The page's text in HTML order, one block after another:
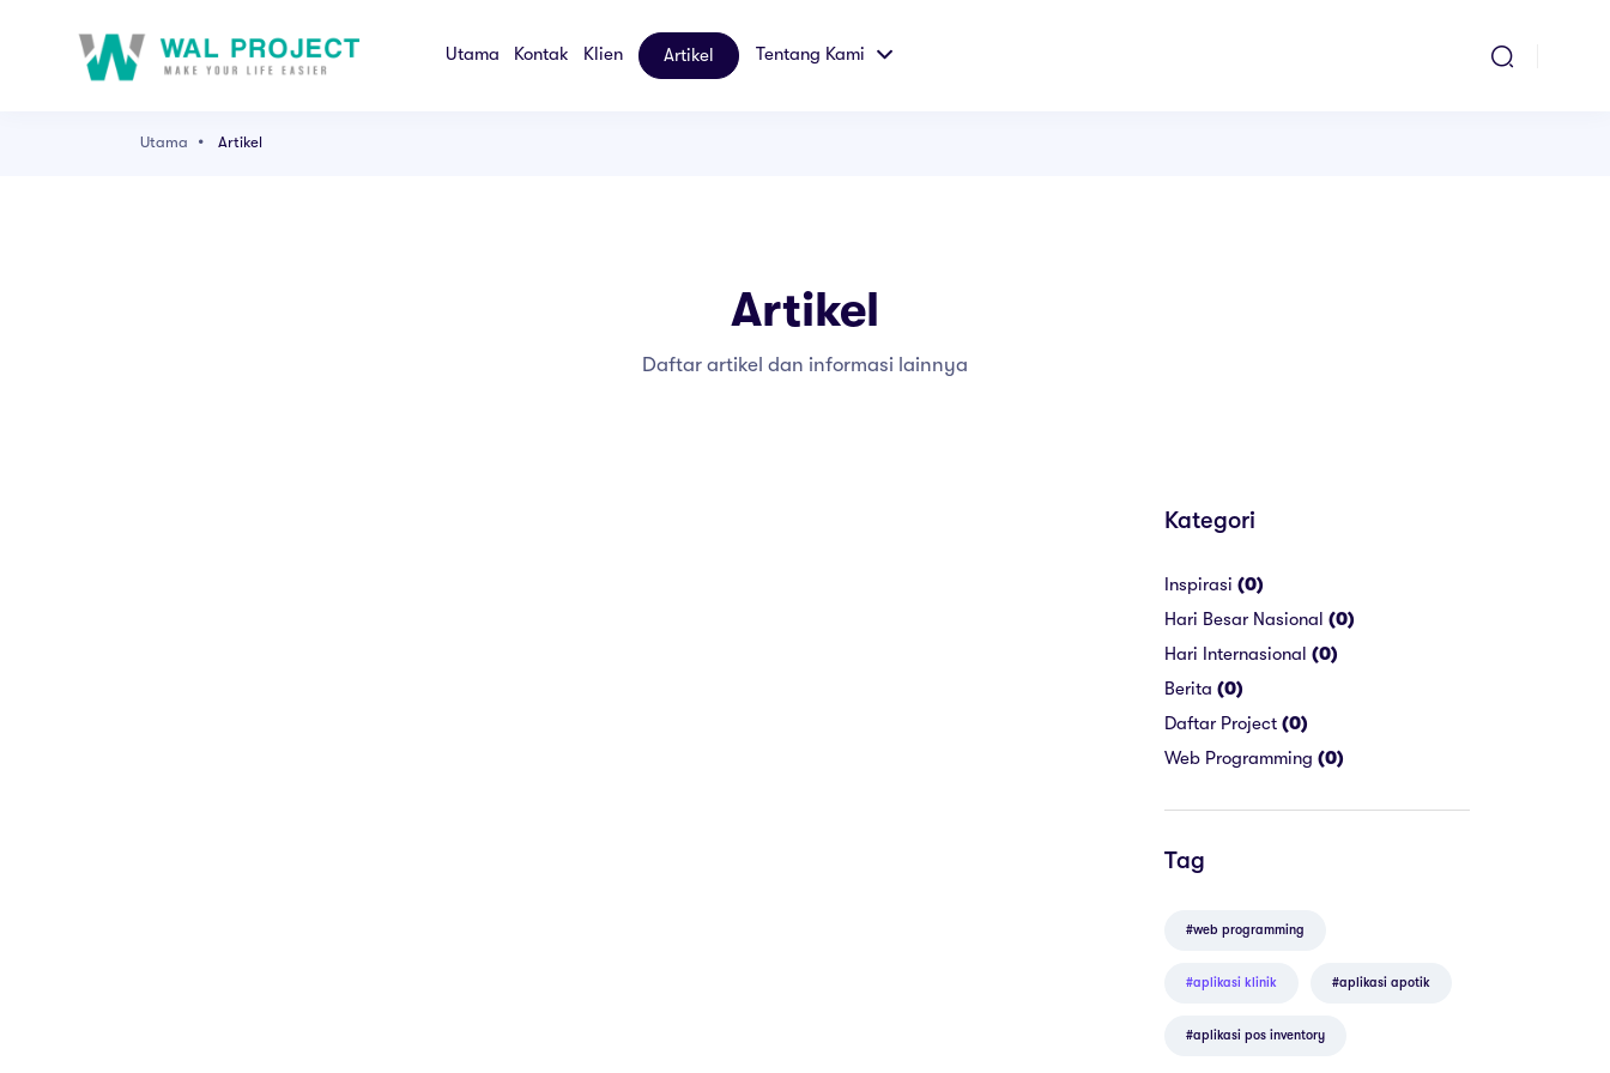
Utama Kontak Klien Artikel Tentang Kami
Utama Artikel
Artikel
Daftar artikel dan informasi lainnya
Kategori
Inspirasi (0)
Hari Besar Nasional (0)
Hari Internasional (0)
Berita (0)
Daftar Project (0)
Web Programming (0)
Tag
#web programming
#aplikasi klinik #aplikasi apotik
#aplikasi pos inventory